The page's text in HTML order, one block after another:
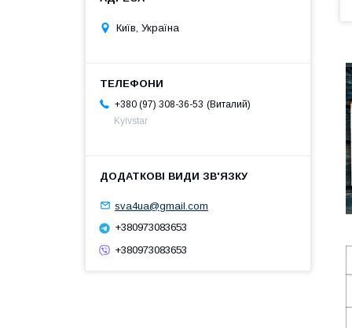
Київ, Україна
+380 (97) 308-36-53
Виталий
Kyivstar
sva4ua@gmail.com
+380973083653
+380973083653